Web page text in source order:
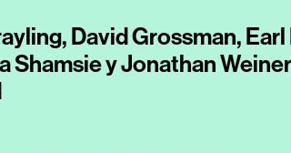
David Grossman,
Shamsie y Jonathan